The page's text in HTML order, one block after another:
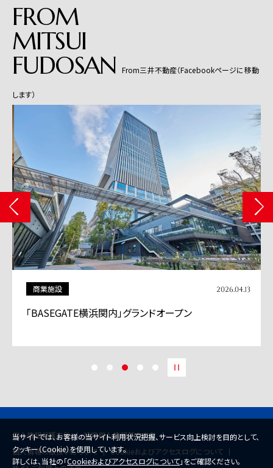
FROM
MITSUI
FUDOSAN From三井不動産（Facebookページに移動
します）
商業施設 2026.04.13
「BASEGATE横浜関内」グランドオープン
個人情報保護方針
特定個人情報基本方針
個人情報の取扱いについて
Cookieおよびアクセスログについて
当サイトでは、お客様の当サイト利用状況把握、サービス向上検討を目的として、
クッキー（Cookie）を使用しています。
詳しくは、当社の「Cookieおよびアクセスログについて」をご確認ください。